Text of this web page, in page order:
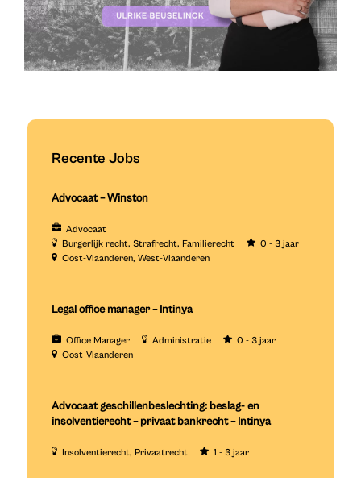
Recente Jobs
Advocaat – Winston
Advocaat
Burgerlijk recht Strafrecht Familierecht
0 - 3 jaar
Oost-Vlaanderen West-Vlaanderen
Legal office manager – Intinya
Office Manager Administratie
0 - 3 jaar
Oost-Vlaanderen
Advocaat geschillenbeslechting: beslag- en
insolventierecht – privaat bankrecht – Intinya
Insolventierecht Privaatrecht 1 - 3 jaar